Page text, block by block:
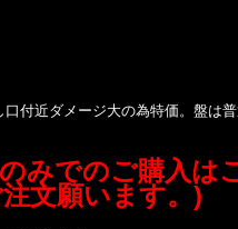
口付近ダメージ大の為特価。盤は
みでのご購入は
文願います。)